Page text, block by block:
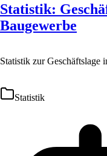
Statistik:
Baugewerbe
Statistik zur Geschäftslage
Statistik